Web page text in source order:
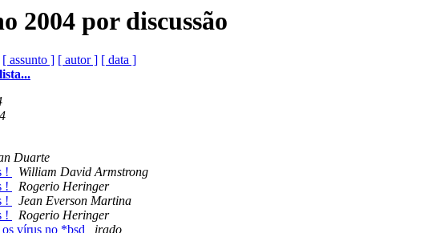
2004 por discussão
[ assunto ] [ autor ] [ data ]
Duarte
!
William David Armstrong
!
Rogerio Heringer
!
Jean Everson Martina
!
Rogerio Heringer
vírus no *bsd
irado